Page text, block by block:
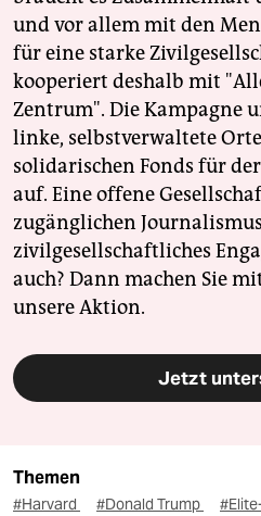
und vor allem mit den
für eine starke
kooperiert deshalb mit
Zentrum". Die Kampagne
linke, selbstverwaltete
solidarischen Fonds für
auf. Eine offene
zugänglichen
zivilgesellschaftliches
auch? Dann machen Sie
unsere Aktion.
Jetzt
Themen
#Harvard #Donald Trump